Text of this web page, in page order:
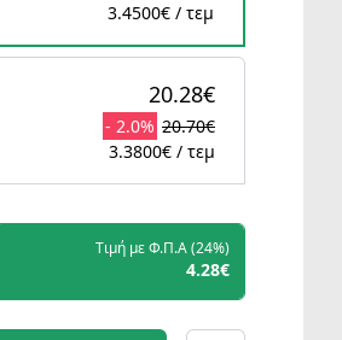
3.4500€ / τεμ
20.28€
- 2.0% 20.70€
3.3800€ / τεμ
Τιμή με Φ.Π.Α (24%)
4.28€